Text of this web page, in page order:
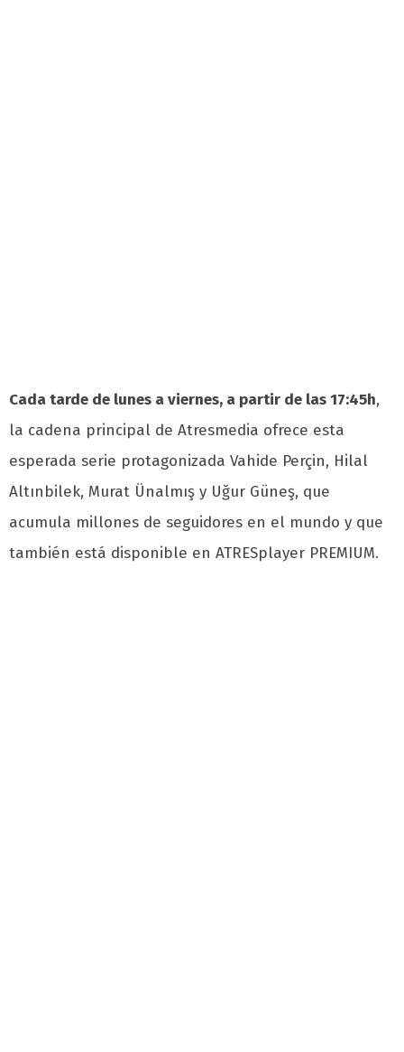
Cada tarde de lunes a viernes, a partir de las 17:45h,
la cadena principal de Atresmedia ofrece esta
esperada serie protagonizada Vahide Perçin, Hilal
Altınbilek, Murat Ünalmış y Uğur Güneş, que
acumula millones de seguidores en el mundo y que
también está disponible en ATRESplayer PREMIUM.